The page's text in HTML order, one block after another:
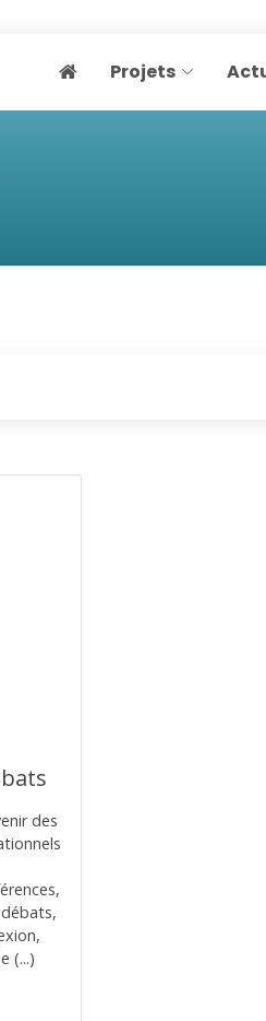
Page home
Projets
des
(...)